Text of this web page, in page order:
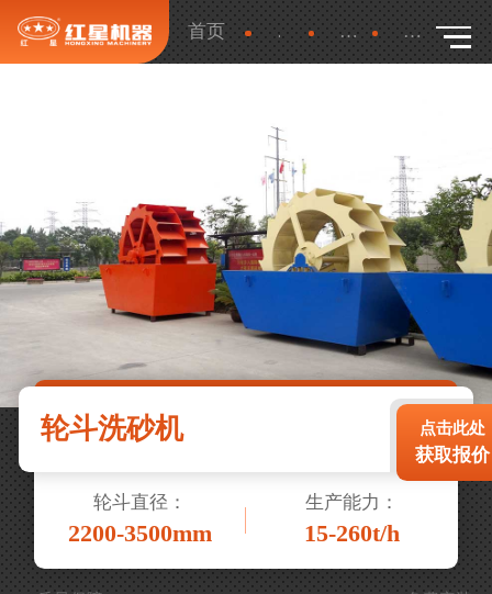
首页 产品 更多 详细
轮斗洗砂机 点击此处
获取报价
轮斗直径：
2200-3500mm
生产能力：
15-260t/h